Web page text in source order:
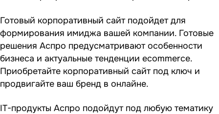
Готовый корпоративный сайтподойдет для
формирования имиджа вашей компании. Готовые
решения Аспро предусматривают особенности
бизнеса и актуальные тенденции ecommerce.
Приобретайте корпоративный сайт под ключ и
продвигайте ваш бренд в онлайне.
IT-продукты Аспро подойдут под любую тематику